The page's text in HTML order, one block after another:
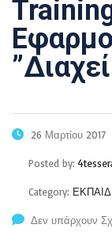
26 Μαρτίου 2017
Posted by:
Category:
Δεν υπάρχουν